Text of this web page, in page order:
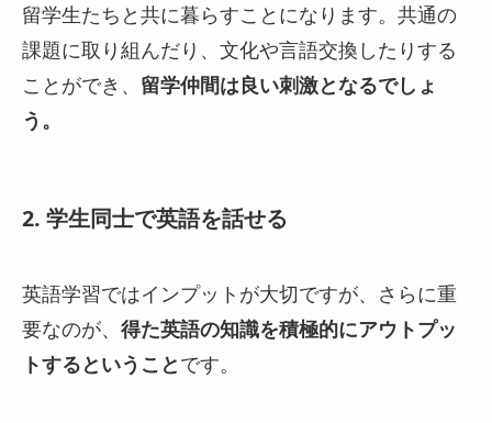
留学生たちと共に暮らすことになります。共通の
課題に取り組んだり、文化や言語交換したりする
ことができ、 留学仲間は良い刺激となるでしょ
う。
2. 学生同士で英語を話せる
英語学習ではインプットが大切ですが、さらに重
要なのが、 得た英語の知識を積極的にアウトプッ
トするということです。